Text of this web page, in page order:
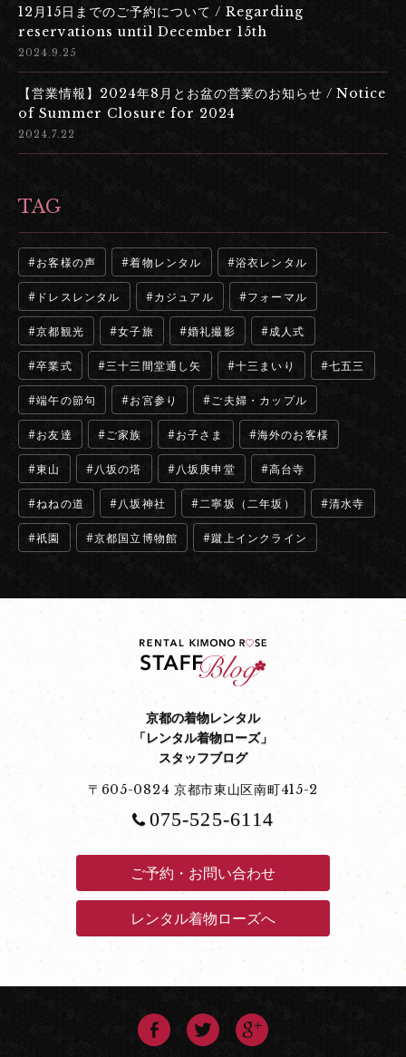
12月15日までのご予約について / Regarding
reservations until December 15th
2024.9.25
【営業情報】2024年8月とお盆の営業のお知らせ / Notice
of Summer Closure for 2024
2024.7.22
TAG
お客様の声 着物レンタル 浴衣レンタル
ドレスレンタル カジュアル フォーマル
京都観光 女子旅 婚礼撮影 成人式
卒業式 三十三間堂通し矢 十三まいり 七五三
端午の節句 お宮参り ご夫婦・カップル
お友達 ご家族 お子さま 海外のお客様
東山 八坂の塔 八坂庚申堂 高台寺
ねねの道 八坂神社 二寧坂（二年坂） 清水寺
祇園 京都国立博物館 蹴上インクライン
京都の着物レンタル
「レンタル着物ローズ」
スタッフブログ
〒605-0824 京都市東山区南町415-2
075-525-6114
ご予約・お問い合わせ
レンタル着物ローズへ